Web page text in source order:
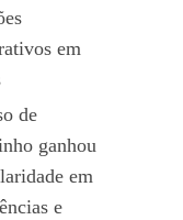
em
de
ganhou
em
e